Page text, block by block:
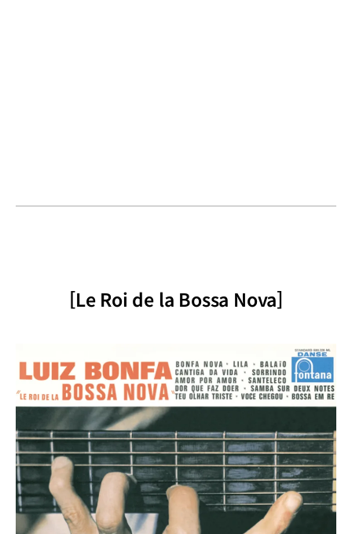
[Le Roi de la Bossa Nova]